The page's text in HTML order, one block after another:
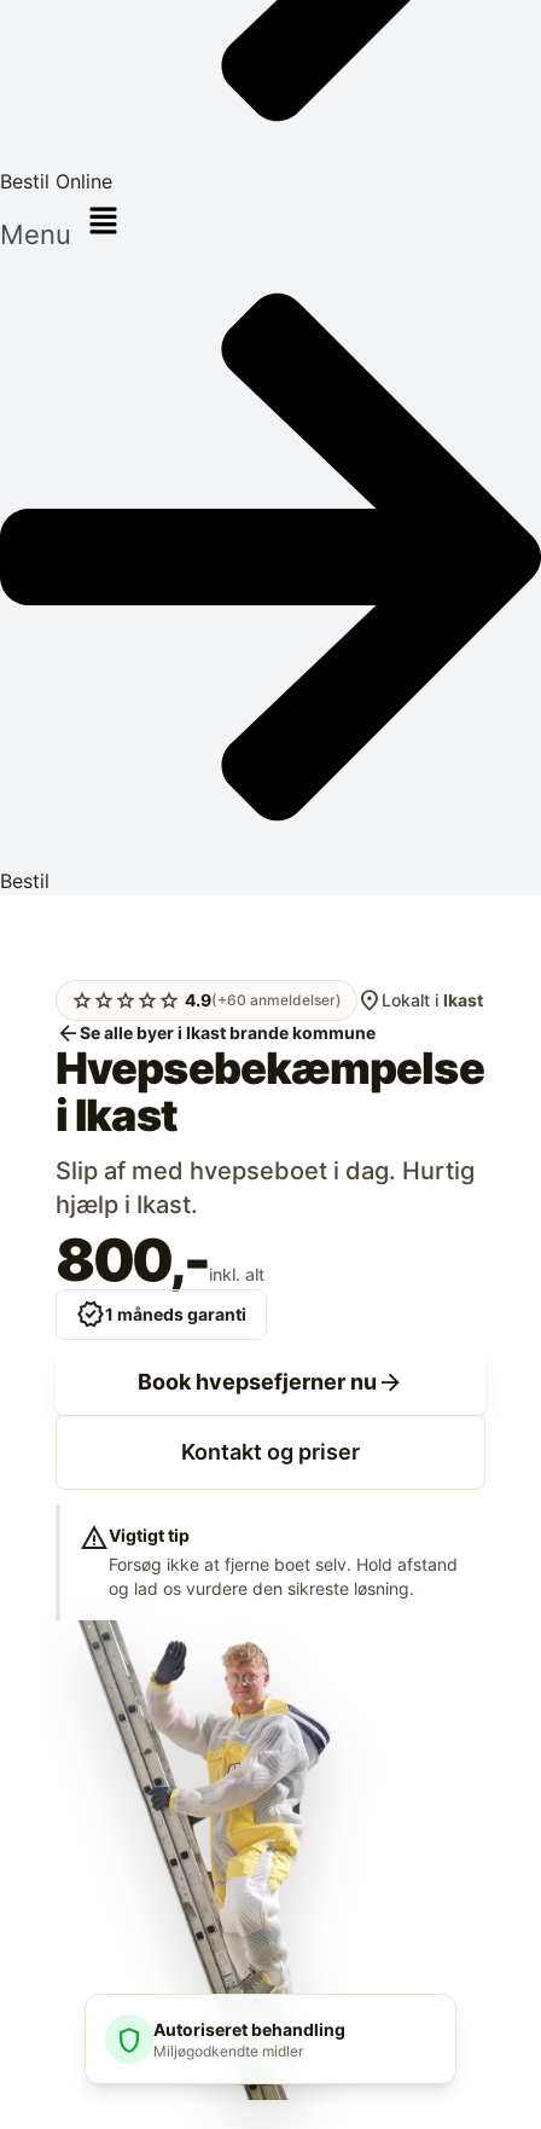
Bestil Online
Menu
Bestil
starstarstarstarstar 4.9(+60 anmeldelser) location_on Lokalt i Ikast
arrow_backSe alle byer i Ikast brande kommune
Hvepsebekæmpelse
iIkast
Slip af med hvepseboet i dag. Hurtig
hjælp i Ikast.
800,-inkl. alt
verified1 måneds garanti
Book hvepsefjerner nu arrow_forward
Kontakt og priser
warningVigtigt tip
Forsøg ikke at fjerne boet selv. Hold afstand
og lad os vurdere den sikreste løsning.
shield Autoriseret behandling
Miljøgodkendte midler